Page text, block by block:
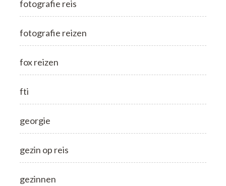
fotografie reis
fotografie reizen
fox reizen
fti
georgie
gezin op reis
gezinnen